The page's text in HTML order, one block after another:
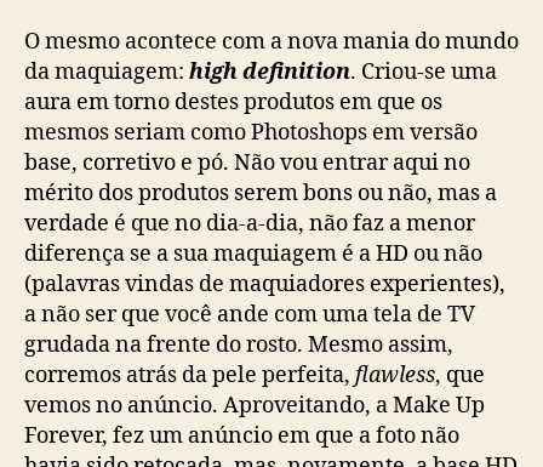
O mesmo acontece com a nova mania do mundo
da maquiagem: high definition. Criou-se uma
aura em torno destes produtos em que os
mesmos seriam como Photoshops em versão
base, corretivo e pó. Não vou entrar aqui no
mérito dos produtos serem bons ou não, mas a
verdade é que no dia-a-dia, não faz a menor
diferença se a sua maquiagem é a HD ou não
(palavras vindas de maquiadores experientes),
a não ser que você ande com uma tela de TV
grudada na frente do rosto. Mesmo assim,
corremos atrás da pele perfeita, flawless, que
vemos no anúncio. Aproveitando, a Make Up
Forever, fez um anúncio em que a foto não